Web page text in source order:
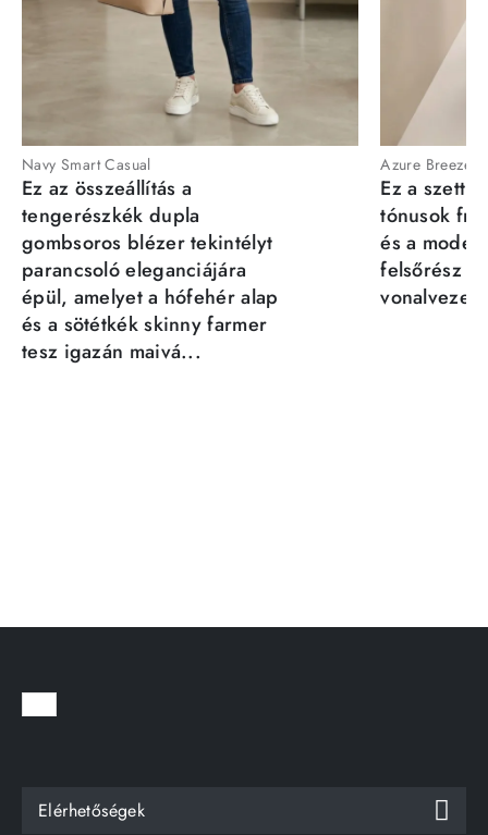
Navy Smart Casual
Ez az összeállítás a
tengerészkék dupla
gombsoros blézer tekintélyt
parancsoló eleganciájára
épül, amelyet a hófehér alap
és a sötétkék skinny farmer
tesz igazán maivá...
Azure Breeze
Ez a szett
tónusok
és a
felsőrész
Elérhetőségek